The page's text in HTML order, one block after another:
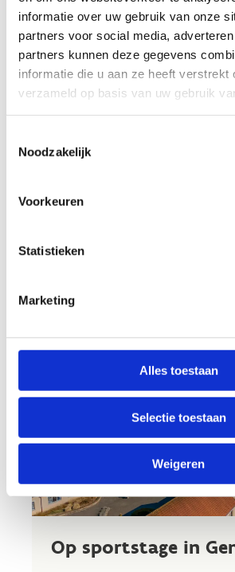
informatie over uw gebruik van onze
partners voor social media,
partners kunnen deze gegevens
informatie die u aan ze heeft verstrekt
verzameld op basis van uw gebruik
Noodzakelijk
Voorkeuren
Statistieken
Marketing
Alles toestaan
Selectie toestaan
Weigeren
krijgen. Beleef deze populaire
sportkeuze bij jouw
Reserveer jouw
Op sportstage in